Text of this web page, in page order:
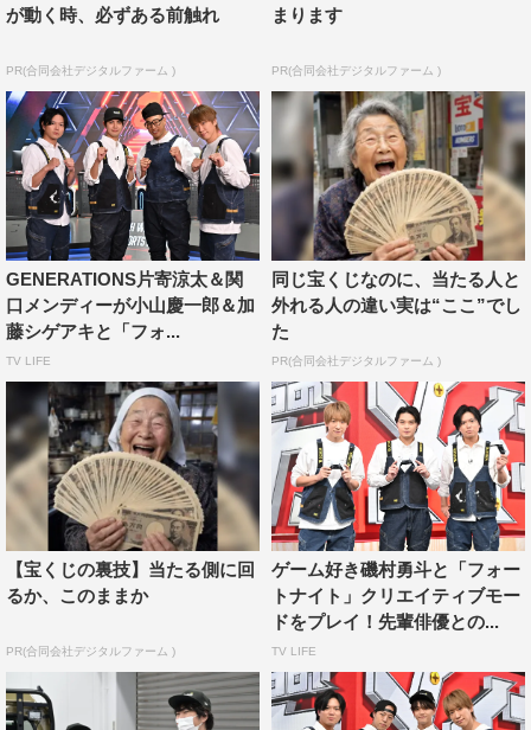
公式Instagram：zenryokumaking
©TBS
GENERATIONS 加藤シゲアキ
小山慶一郎 片寄涼太
関口メンディー
が動く時、必ずある前触れ
PR(合同会社デジタルファーム )
まります
PR(合同会社デジタルファーム )
GENERATIONS片寄涼太＆関
口メンディーが小山慶一郎＆加
藤シゲアキと「フォ...
TV LIFE
同じ宝くじなのに、当たる人と
外れる人の違い実は“ここ”でし
た
PR(合同会社デジタルファーム )
【宝くじの裏技】当たる側に回
るか、このままか
PR(合同会社デジタルファーム )
ゲーム好き磯村勇斗と「フォー
トナイト」クリエイティブモー
ドをプレイ！先輩俳優との...
TV LIFE